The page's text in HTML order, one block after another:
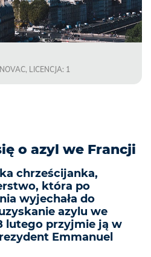
LICENCJA: 1
o azyl we Francji
chrześcijanka,
która po
wyjechała do
azylu we
lutego przyjmie ją w
Emmanuel